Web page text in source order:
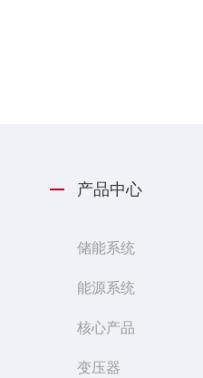
产品中心
储能系统
能源系统
核心产品
变压器